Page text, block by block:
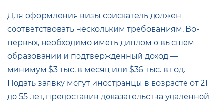
Для оформления визы соискатель должен
соответствовать нескольким требованиям. Во-
первых, необходимо иметь диплом о высшем
образовании и подтвержденный доход —
минимум $3 тыс. в месяц или $36 тыс. в год.
Подать заявку могут иностранцы в возрасте от 21
до 55 лет, предоставив доказательства удаленной